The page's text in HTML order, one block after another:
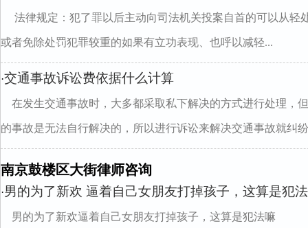
法律规定：犯了罪以后主动向司法机关投案自首的可以从轻
或者免除处罚犯罪较重的如果有立功表现、也呼以减轻...
·交通事故诉讼费依据什么计算
在发生交通事故时，大多都采取私下解决的方式进行处理，
的事故是无法自行解决的，所以进行诉讼来解决交通事故就纠
南京鼓楼区大街律师咨询
·男的为了新欢 逼着自己女朋友打掉孩子，这算是犯
男的为了新欢逼着自己女朋友打掉孩子，这算是犯法嘛